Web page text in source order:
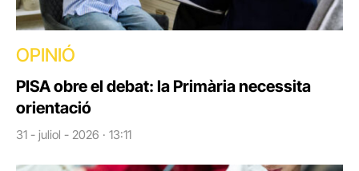
OPINIÓ
PISA obre el debat: la Primària necessita
orientació
31 - juliol - 2026 · 13:11